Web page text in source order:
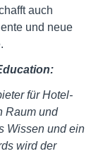
auch
und neue
für Hotel-
Raum und
Wissen und ein
wird der